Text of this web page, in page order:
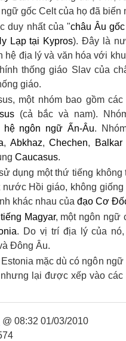
gốc Celt của họ đã biến
duy nhất của "châu Âu
Lạp tại Kypros). Đây là
hệ địa lý và văn hóa với
thống giáo Slav của
giáo.
một nhóm bao gồm
(cả bắc và nam).
hệ ngôn ngữ Ấn-Âu.
, Abkhaz,Chechen, Balkar
Caucasus.
dụng một thứ tiếng
nước Hồi giáo, không
khác nhau của đạo Cơ
tiếng Magyar, một ngôn
. Do vị trí địa lý của
Đông Âu.
mặc dù có ngôn
nhưng lại được xếp vào
@ 08:32 01/03/2010